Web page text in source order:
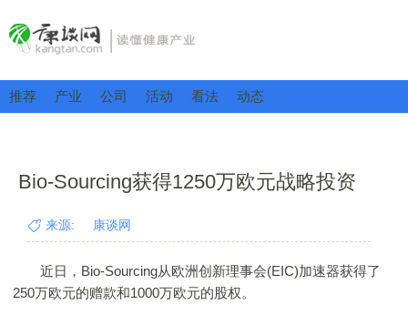
推荐 产业 公司 活动 看法 动态
Bio-Sourcing获得1250万欧元战略投资
来源: 康谈网
近日，Bio-Sourcing从欧洲创新理事会(EIC)加速器获得了
250万欧元的赠款和1000万欧元的股权。